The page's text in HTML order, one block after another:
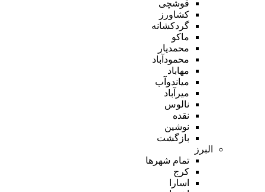
قوشچی
کشاورز
گردکشانه
ماکو
محمدیار
محمودآباد
مهاباد
میاندوآب
میرآباد
نالوس
نقده
نوشین
بازگشت
البرز
تمام شهر‌ها
کرج
اسارا